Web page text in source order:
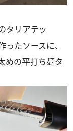
タリアテッ
たソースに、
めの平打ち麺タ